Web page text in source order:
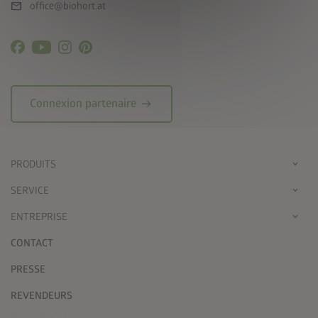
mail office@biohort.at
Connexion partenaire arrow_right_alt
PRODUITS
SERVICE
ENTREPRISE
CONTACT
PRESSE
REVENDEURS